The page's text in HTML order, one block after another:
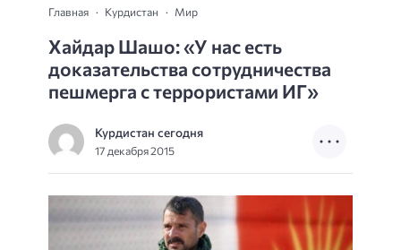
Главная Курдистан Мир
Хайдар Шашо: «У нас есть
доказательства сотрудничества
пешмерга с террористами ИГ»
Курдистан сегодня
17 декабря 2015